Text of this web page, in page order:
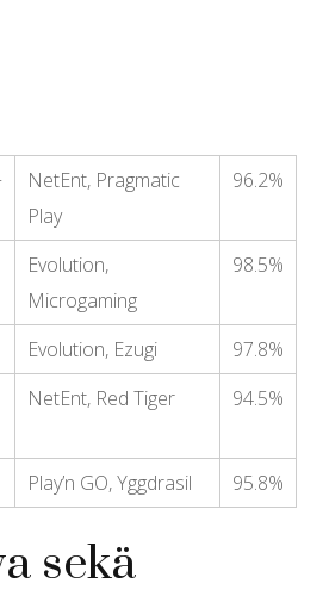
NetEnt, Pragmatic
Play
96.2%
Evolution,
Microgaming
98.5%
Evolution, Ezugi
97.8%
NetEnt, Red Tiger 94.5%
Play’n GO, Yggdrasil 95.8%
sekä